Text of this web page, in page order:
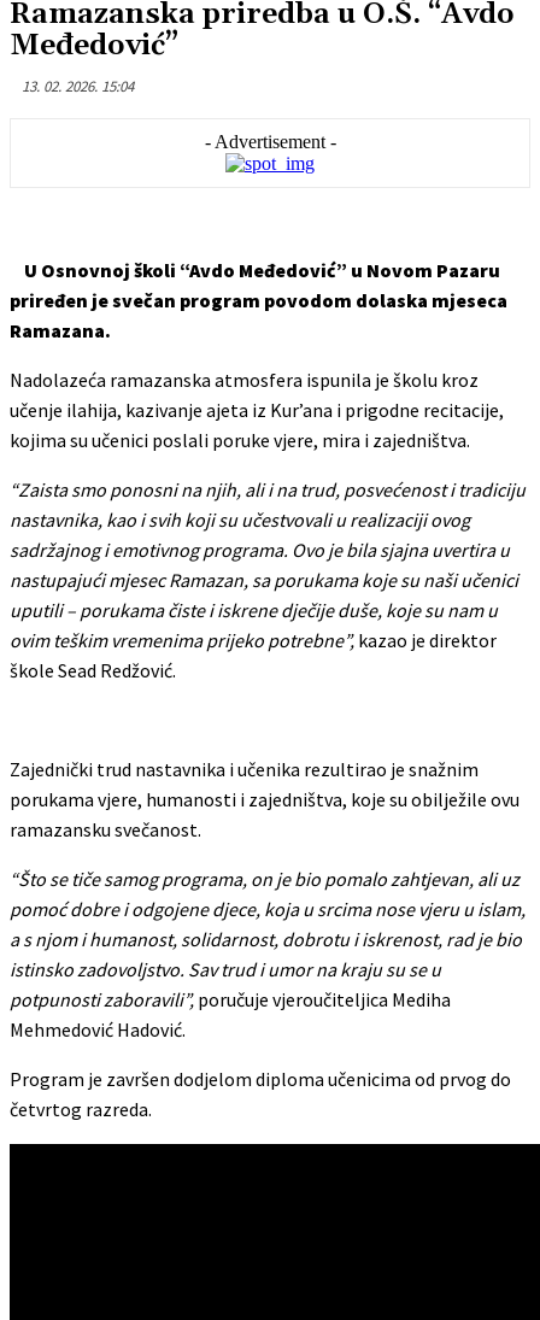
Ramazanska priredba u O.Š. “Avdo
Međedović”
13. 02. 2026. 15:04
- Advertisement -
U Osnovnoj školi “Avdo Međedović” u Novom Pazaru
priređen je svečan program povodom dolaska mjeseca
Ramazana.
Nadolazeća ramazanska atmosfera ispunila je školu kroz
učenje ilahija, kazivanje ajeta iz Kur’ana i prigodne recitacije,
kojima su učenici poslali poruke vjere, mira i zajedništva.
“Zaista smo ponosni na njih, ali i na trud, posvećenost i tradiciju
nastavnika, kao i svih koji su učestvovali u realizaciji ovog
sadržajnog i emotivnog programa. Ovo je bila sjajna uvertira u
nastupajući mjesec Ramazan, sa porukama koje su naši učenici
uputili – porukama čiste i iskrene dječije duše, koje su nam u
ovim teškim vremenima prijeko potrebne”, kazao je direktor
škole Sead Redžović.
Zajednički trud nastavnika i učenika rezultirao je snažnim
porukama vjere, humanosti i zajedništva, koje su obilježile ovu
ramazansku svečanost.
“Što se tiče samog programa, on je bio pomalo zahtjevan, ali uz
pomoć dobre i odgojene djece, koja u srcima nose vjeru u islam,
a s njom i humanost, solidarnost, dobrotu i iskrenost, rad je bio
istinsko zadovoljstvo. Sav trud i umor na kraju su se u
potpunosti zaboravili”, poručuje vjeroučiteljica Mediha
Mehmedović Hadović.
Program je završen dodjelom diploma učenicima od prvog do
četvrtog razreda.